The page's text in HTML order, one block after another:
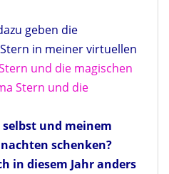
geben die
in meiner virtuellen
und die magischen
Stern und die
und meinem
schenken?
in diesem Jahr anders